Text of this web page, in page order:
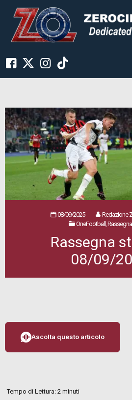
08/09/2025
Redazione
OneFootball,
Rassegna
08/09/
Ascolta questo articolo
Tempo di Lettura:2 minuti